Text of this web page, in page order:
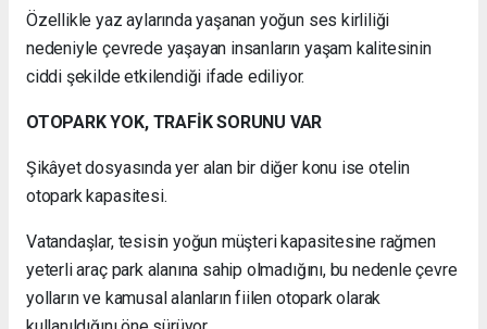
Özellikle yaz aylarında yaşanan yoğun ses kirliliği
nedeniyle çevrede yaşayan insanların yaşam kalitesinin
ciddi şekilde etkilendiği ifade ediliyor.
OTOPARK YOK, TRAFİK SORUNU VAR
Şikâyet dosyasında yer alan bir diğer konu ise otelin
otopark kapasitesi.
Vatandaşlar, tesisin yoğun müşteri kapasitesine rağmen
yeterli araç park alanına sahip olmadığını, bu nedenle çevre
yolların ve kamusal alanların fiilen otopark olarak